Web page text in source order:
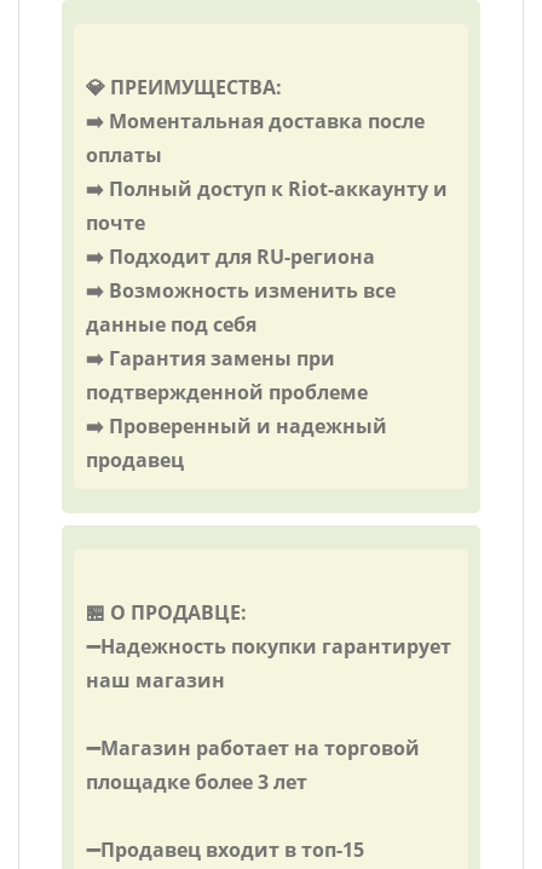
💎 ПРЕИМУЩЕСТВА:
➡️ Моментальная доставка после
оплаты
➡️ Полный доступ к Riot-аккаунту и
почте
➡️ Подходит для RU-региона
➡️ Возможность изменить все
данные под себя
➡️ Гарантия замены при
подтвержденной проблеме
➡️ Проверенный и надежный
продавец
🏪 О ПРОДАВЦЕ:
➖Надежность покупки гарантирует
наш магазин
➖Магазин работает на торговой
площадке более 3 лет
➖Продавец входит в топ-15